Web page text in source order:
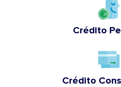
Crédito
Crédito